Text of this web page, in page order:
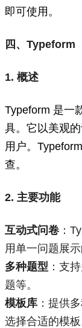
即可使用。
四、Typeform
1. 概述
Typeform 是一
具。它以美观
用户。
查。
2. 主要功能
互动式问卷 ：
用单一问题展
多种题型 ：支
题等。
模板库 ：提供
选择合适的模板